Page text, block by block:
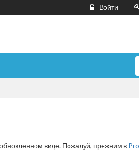
Войти
виде. Пожалуй, прежним в